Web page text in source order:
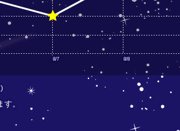
8/7 8/8
。